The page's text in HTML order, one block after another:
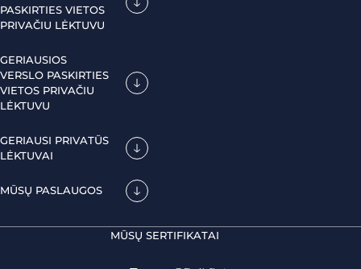
PASKIRTIES VIETOS
PRIVAČIU LĖKTUVU
GERIAUSIOS
VERSLO PASKIRTIES
VIETOS PRIVAČIU
LĖKTUVU
GERIAUSI PRIVATŪS
LĖKTUVAI
MŪSŲ PASLAUGOS
MŪSŲ SERTIFIKATAI